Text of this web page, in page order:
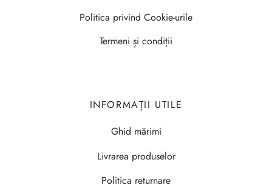
Politica privind Cookie-urile
Termeni și condiții
INFORMAȚII UTILE
Ghid mărimi
Livrarea produselor
Politica returnare